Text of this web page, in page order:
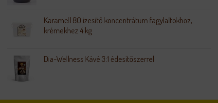
Karamell 80 ízesítő koncentrátum fagylaltokhoz,
krémekhez 4 kg
Dia-Wellness Kávé 3:1 édesítőszerrel